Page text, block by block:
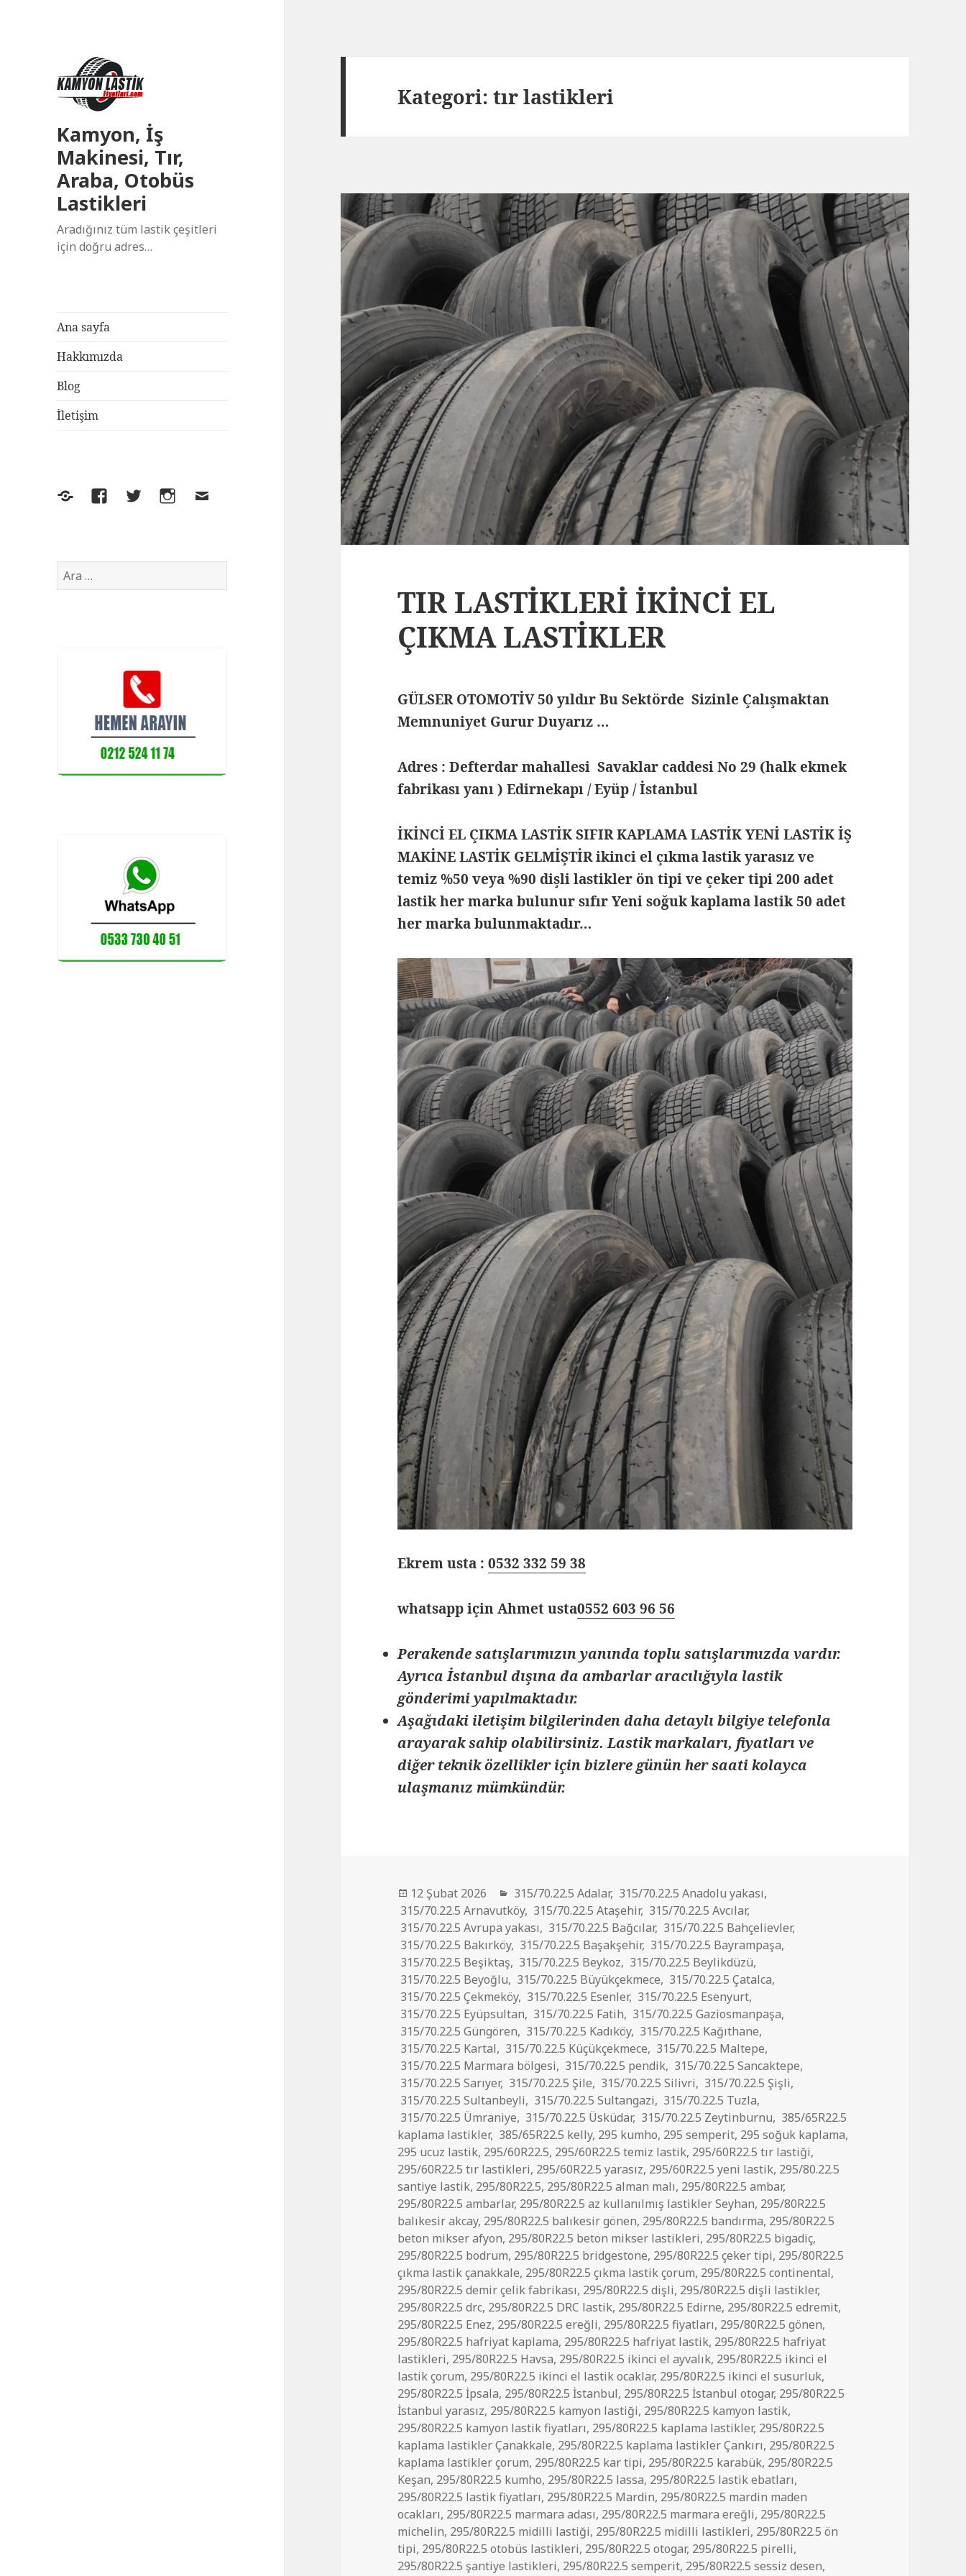
Kamyon, İş
Makinesi, Tır,
Araba, Otobüs
Lastikleri
Aradığınız tüm lastik çeşitleri
için doğru adres…
Ana sayfa
Hakkımızda
Blog
İletişim
Yelp FacebookTwitterInstagram
E-
Arama:
Kategori:tır lastikleri
TIR LASTİKLERİ İKİNCİ EL
ÇIKMA LASTİKLER
GÜLSER OTOMOTİV 50 yıldır Bu Sektörde Sizinle Çalışmaktan
Memnuniyet Gurur Duyarız …
Adres : Defterdar mahallesi Savaklar caddesi No 29 (halk ekmek
fabrikası yanı ) Edirnekapı / Eyüp / İstanbul
İKİNCİ EL ÇIKMA LASTİK SIFIR KAPLAMA LASTİK YENİ LASTİK İŞ
MAKİNE LASTİK GELMİŞTİR ikinci el çıkma lastik yarasız ve
temiz %50 veya %90 dişli lastikler ön tipi ve çeker tipi 200 adet
lastik her marka bulunur sıfır Yeni soğuk kaplama lastik 50 adet
her marka bulunmaktadır…
Ekrem usta :0532 332 59 38
whatsapp için Ahmet usta0552 603 96 56
Perakende satışlarımızın yanında toplu satışlarımızda vardır.
Ayrıca İstanbul dışına da ambarlar aracılığıyla lastik
gönderimi yapılmaktadır.
Aşağıdaki iletişim bilgilerinden daha detaylı bilgiye telefonla
arayarak sahip olabilirsiniz. Lastik markaları, fiyatları ve
diğer teknik özellikler için bizlere günün her saati kolayca
ulaşmanız mümkündür.
Yayın
tarihi
12 Şubat 2026 Kategoriler
315/70.22.5 Adalar, 315/70.22.5 Anadolu yakası,
315/70.22.5 Arnavutköy, 315/70.22.5 Ataşehir, 315/70.22.5 Avcılar,
315/70.22.5 Avrupa yakası, 315/70.22.5 Bağcılar, 315/70.22.5 Bahçelievler,
315/70.22.5 Bakırköy, 315/70.22.5 Başakşehir, 315/70.22.5 Bayrampaşa,
315/70.22.5 Beşiktaş, 315/70.22.5 Beykoz, 315/70.22.5 Beylikdüzü,
315/70.22.5 Beyoğlu, 315/70.22.5 Büyükçekmece, 315/70.22.5 Çatalca,
315/70.22.5 Çekmeköy, 315/70.22.5 Esenler, 315/70.22.5 Esenyurt,
315/70.22.5 Eyüpsultan, 315/70.22.5 Fatih, 315/70.22.5 Gaziosmanpaşa,
315/70.22.5 Güngören, 315/70.22.5 Kadıköy, 315/70.22.5 Kağıthane,
315/70.22.5 Kartal, 315/70.22.5 Küçükçekmece, 315/70.22.5 Maltepe,
315/70.22.5 Marmara bölgesi, 315/70.22.5 pendik, 315/70.22.5 Sancaktepe,
315/70.22.5 Sarıyer, 315/70.22.5 Şile, 315/70.22.5 Silivri, 315/70.22.5 Şişli,
315/70.22.5 Sultanbeyli, 315/70.22.5 Sultangazi, 315/70.22.5 Tuzla,
315/70.22.5 Ümraniye, 315/70.22.5 Üsküdar, 315/70.22.5 Zeytinburnu, 385/65R22.5
kaplama lastikler, 385/65R22.5 kelly, 295 kumho, 295 semperit, 295 soğuk kaplama,
295 ucuz lastik, 295/60R22.5, 295/60R22.5 temiz lastik, 295/60R22.5 tır lastiği,
295/60R22.5 tır lastikleri, 295/60R22.5 yarasız, 295/60R22.5 yeni lastik, 295/80.22.5
santiye lastik, 295/80R22.5, 295/80R22.5 alman malı, 295/80R22.5 ambar,
295/80R22.5 ambarlar, 295/80R22.5 az kullanılmış lastikler Seyhan, 295/80R22.5
balıkesir akcay, 295/80R22.5 balıkesir gönen, 295/80R22.5 bandırma, 295/80R22.5
beton mikser afyon, 295/80R22.5 beton mikser lastikleri, 295/80R22.5 bigadiç,
295/80R22.5 bodrum, 295/80R22.5 bridgestone, 295/80R22.5 çeker tipi, 295/80R22.5
çıkma lastik çanakkale, 295/80R22.5 çıkma lastik çorum, 295/80R22.5 continental,
295/80R22.5 demir çelik fabrikası, 295/80R22.5 dişli, 295/80R22.5 dişli lastikler,
295/80R22.5 drc, 295/80R22.5 DRC lastik, 295/80R22.5 Edirne, 295/80R22.5 edremit,
295/80R22.5 Enez, 295/80R22.5 ereğli, 295/80R22.5 fiyatları, 295/80R22.5 gönen,
295/80R22.5 hafriyat kaplama, 295/80R22.5 hafriyat lastik, 295/80R22.5 hafriyat
lastikleri, 295/80R22.5 Havsa, 295/80R22.5 ikinci el ayvalık, 295/80R22.5 ikinci el
lastik çorum, 295/80R22.5 ikinci el lastik ocaklar, 295/80R22.5 ikinci el susurluk,
295/80R22.5 İpsala, 295/80R22.5 İstanbul, 295/80R22.5 İstanbul otogar, 295/80R22.5
İstanbul yarasız, 295/80R22.5 kamyon lastiği, 295/80R22.5 kamyon lastik,
295/80R22.5 kamyon lastik fiyatları, 295/80R22.5 kaplama lastikler, 295/80R22.5
kaplama lastikler Çanakkale, 295/80R22.5 kaplama lastikler Çankırı, 295/80R22.5
kaplama lastikler çorum, 295/80R22.5 kar tipi, 295/80R22.5 karabük, 295/80R22.5
Keşan, 295/80R22.5 kumho, 295/80R22.5 lassa, 295/80R22.5 lastik ebatları,
295/80R22.5 lastik fiyatları, 295/80R22.5 Mardin, 295/80R22.5 mardin maden
ocakları, 295/80R22.5 marmara adası, 295/80R22.5 marmara ereğli, 295/80R22.5
michelin, 295/80R22.5 midilli lastiği, 295/80R22.5 midilli lastikleri, 295/80R22.5 ön
tipi, 295/80R22.5 otobüs lastikleri, 295/80R22.5 otogar, 295/80R22.5 pirelli,
295/80R22.5 şantiye lastikleri, 295/80R22.5 semperit, 295/80R22.5 sessiz desen,